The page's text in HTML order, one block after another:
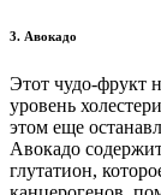
3. Авокадо
Этот чудо-фрукт
уровень
этом еще
Авокадо
глутатион,